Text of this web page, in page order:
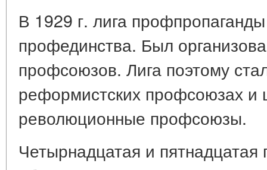
В 1929 г. лига
профединства. Был
профсоюзов. Лига поэтому
реформистских профсоюзах
революционные профсоюзы.
Четырнадцатая и